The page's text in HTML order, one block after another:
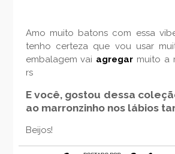
Amo muito batons com essa
tenho certeza que vou usar
embalagem vai agregar muito a
rs
E você, gostou dessa
ao marronzinho nos lábios
Beijos!